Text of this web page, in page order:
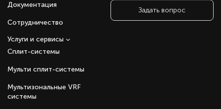
Документация
Сотрудничество
Сплит-системы
Мульти сплит-системы
Мультизональные VRF
системы
Услуги и сервисы
Задать вопрос